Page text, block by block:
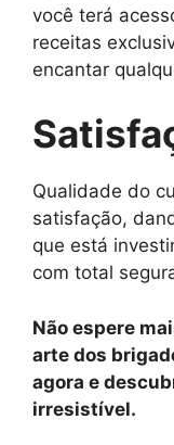
você terá
receitas
encantar
Qualidade do
satisfação,
que está
com total
Não espere
arte dos
agora e
irresistível.